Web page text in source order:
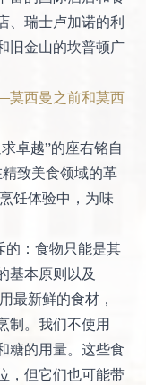
、瑞士卢加诺的利
旧金山的坎普顿广
莫西曼之前和莫西
卓越”的座右铭自
致美食领域的革
饪体验中，为味
的：食物只能是其
基本原则以及
最新鲜的食材，
制。我们不使用
糖的用量。这些食
，但它们也可能带